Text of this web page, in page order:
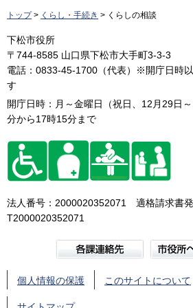
トップ> くらし・手続き > くらしの相談
下松市役所
〒744-8585 山口県下松市大手町3-3-3
電話：0833-45-1700（代表）※開庁日時
す
開庁日時：月～金曜日（祝日、12月29日
分から17時15分まで
法人番号：2000020352071 適格請求書発
T2000020352071
個人情報の保護 このサイトについて